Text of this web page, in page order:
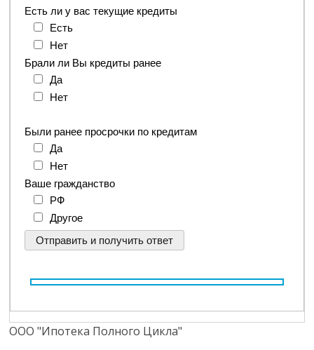
Есть ли у вас текущие кредиты
Есть
Нет
Брали ли Вы кредиты ранее
Да
Нет
Были ранее просрочки по кредитам
Да
Нет
Ваше гражданство
РФ
Другое
ООО "Ипотека Полного Цикла"